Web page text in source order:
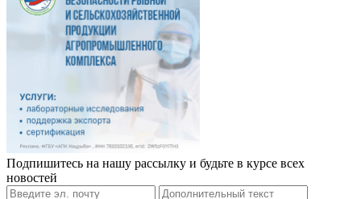
Подпишитесь на нашу рассылку и будьте в курсе всех
новостей